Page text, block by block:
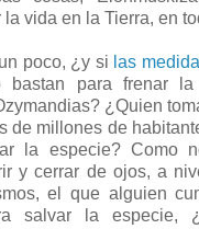
vida en la Tierra, en
poco, ¿y si las
bastan para frenar la
¿Quien
de millones de
la especie? Como
y cerrar de ojos, a
el que alguien
salvar la especie,